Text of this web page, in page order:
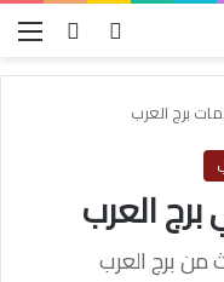
بحث عنتسجيل
برج العرب
العرب
من برج العرب